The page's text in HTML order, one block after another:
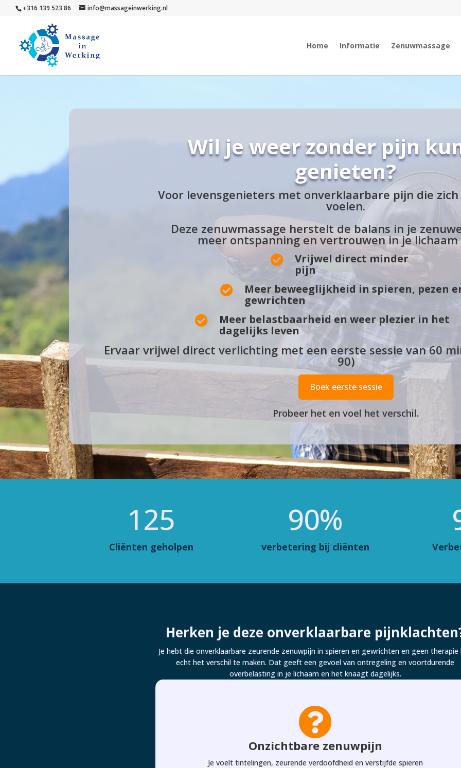
+316 139 523 86 info@massageinwerking.nl
Home Informatie Zenuwmassage
Wil je weer zonder pijn
genieten?
Voor levensgenieters met onverklaarbare pijn die
voelen.
Deze zenuwmassage herstelt de balans in je
meer ontspanning en vertrouwen in je

Vrijwel direct minder
pijn

Meer beweeglijkheid in spieren, pezen
gewrichten

Meer belastbaarheid en weer plezier in het
dagelijks leven
Ervaar vrijwel direct verlichting met een eerste sessie van 60
90)
Boek eerste sessie
Probeer het en voel het verschil.
125
Cliënten geholpen
90%
verbetering bij cliënten
Herken je deze onverklaarbare
Je hebt die onverklaarbare zeurende zenuwpijn in spieren en gewrichten en geen
echt het verschil te maken. Dat geeft een gevoel van ontregeling en voortdurende
overbelasting in je lichaam en het knaagt dagelijks.

Onzichtbare zenuwpijn
Je voelt tintelingen, zeurende verdoofdheid en verstijfde spieren